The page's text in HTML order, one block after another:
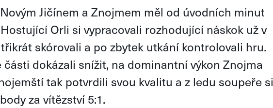
Jičínem a Znojmem měl od úvodních minut
Orli si vypracovali rozhodující náskok už v
skórovali a po zbytek utkání kontrolovali hru.
dokázali snížit, na dominantní výkon Znojma
tak potvrdili svou kvalitu a z ledu soupeře si
za vítězství 5:1.